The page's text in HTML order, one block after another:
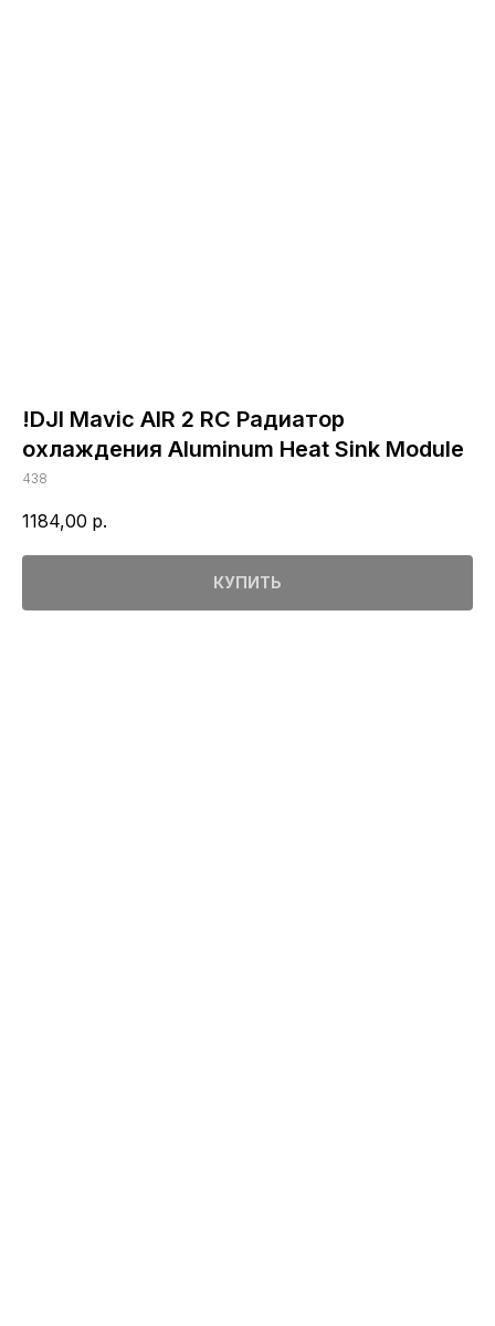
!DJI Mavic AIR 2 RC Радиатор
охлаждения Aluminum Heat Sink Module
438
1184,00 р.
КУПИТЬ